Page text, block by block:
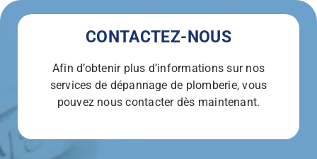
CONTACTEZ-NOUS
Afin d’obtenir plus d’informations sur nos
services de dépannage de plomberie, vous
pouvez nous contacter dès maintenant.